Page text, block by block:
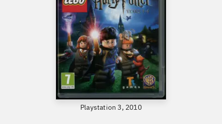
Playstation 3, 2010